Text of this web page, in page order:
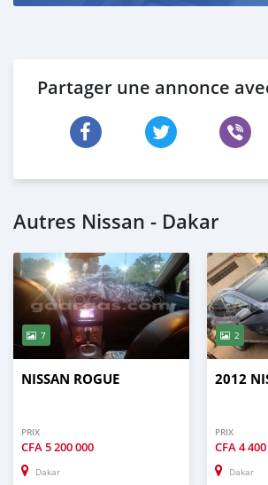
Partager une annonce
Autres Nissan - Dakar
7
NISSAN ROGUE
PRIX
CFA5 200 000
Dakar
2
2012
PRIX
CFA4
Dakar